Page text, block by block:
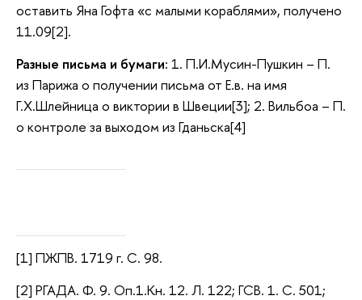
оставить Яна Гофта «с малыми кораблями», получено
11.09[2].
Разные письма и бумаги: 1. П.И.Мусин-Пушкин – П.
из Парижа о получении письма от Е.в. на имя
Г.Х.Шлейница о виктории в Швеции[3]; 2. Вильбоа – П.
о контроле за выходом из Гданьска[4]
[1] ПЖПВ. 1719 г. С. 98.
[2] РГАДА. Ф. 9. Оп.1.Кн. 12. Л. 122; ГСВ. 1. С. 501;